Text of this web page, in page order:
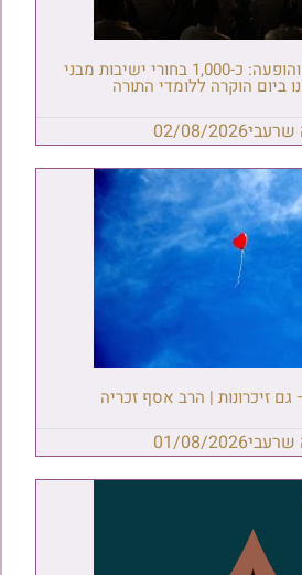
אטרקציות, פינוקים והופעה: כ-1,000 בחורי ישיבות מבני
ביום הוקרה ללומדי התורה
02/08/2026
זיכרונות | הרב אסף זכריה
01/08/2026